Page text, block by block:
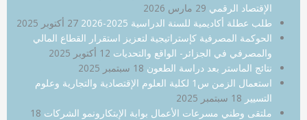
الإقتصاد الرقمي 29 مارس 2026
طلب عطلة أكاديمية للسنة الدراسية 2025-2026
27 أكتوبر 2025
الحوكمة المصرفية كإستراتيجية لتعزيز استقرار القطاع المالي
والمصرفي في الجزائر- الواقع والتحديات 12 أكتوبر 2025
نتائج الماستر بعد دراسة الطعون 18 سبتمبر 2025
استعمال الزمن س1 لكلية العلوم الإقتصادية والتجارية وعلوم
التسيير 18 سبتمبر 2025
ملتقى وطني مسرعات الأعمال بوابة الإبتكارونمو الشركات 18